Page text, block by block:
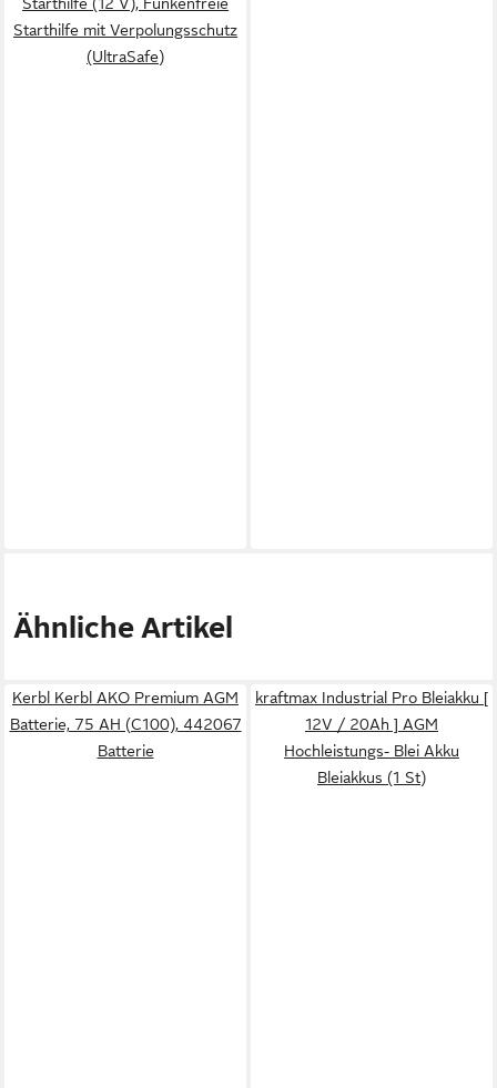
Starthilfe mit Verpolungsschutz
(UltraSafe)
Ähnliche Artikel
Kerbl Kerbl AKO Premium AGM
Batterie, 75 AH (C100), 442067
Batterie
kraftmax Industrial Pro Bleiakku [
12V / 20Ah ] AGM
Hochleistungs- Blei Akku
Bleiakkus (1 St)